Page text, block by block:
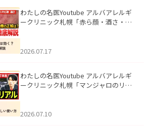
わたしの名医Youtube アルバアレルギ
ークリニック札幌「赤ら顔・酒さ・ニ
した。
2026.07.17
わたしの名医Youtube アルバアレルギ
ークリニック札幌「マンジャロのリア
た。
2026.07.10